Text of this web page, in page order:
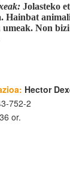
Jolasteko
Hainbat
Non
Hector
752-2
36 or.